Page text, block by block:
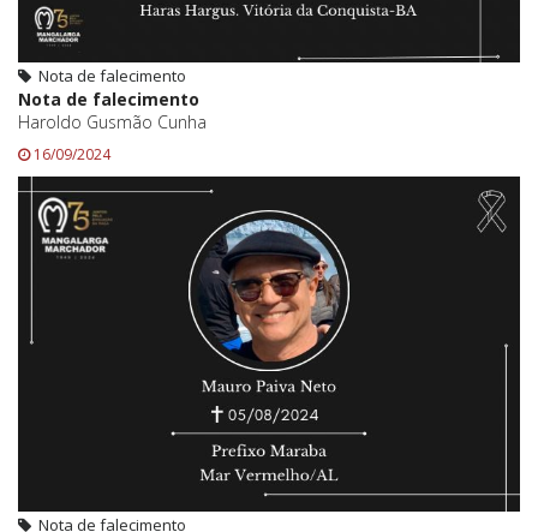
Nota de falecimento
Nota de falecimento
Haroldo Gusmão Cunha
16/09/2024
Nota de falecimento